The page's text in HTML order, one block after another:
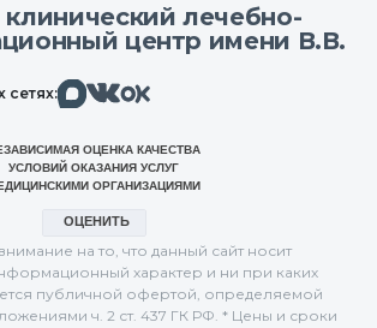
клинический лечебно-
центр имени В.В.
сетях:МаксВконтактеОдноклассники
на то, что данный сайт носит
характер и ни при каких
публичной офертой, определяемой
ч. 2 ст. 437 ГК РФ. * Цены и сроки